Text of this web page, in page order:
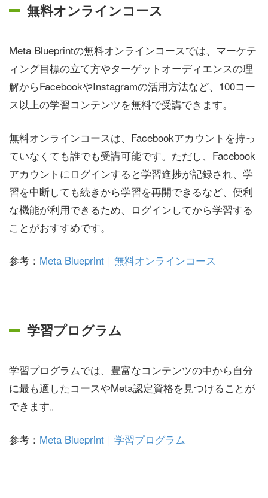
無料オンラインコース
Meta Blueprintの無料オンラインコースでは、マーケテ
ィング目標の立て方やターゲットオーディエンスの理
解からFacebookやInstagramの活用方法など、100コー
ス以上の学習コンテンツを無料で受講できます。
無料オンラインコースは、Facebookアカウントを持っ
ていなくても誰でも受講可能です。ただし、Facebook
アカウントにログインすると学習進捗が記録され、学
習を中断しても続きから学習を再開できるなど、便利
な機能が利用できるため、ログインしてから学習する
ことがおすすめです。
参考： Meta Blueprint｜無料オンラインコース
学習プログラム
学習プログラムでは、豊富なコンテンツの中から自分
に最も適したコースやMeta認定資格を見つけることが
できます。
参考： Meta Blueprint｜学習プログラム